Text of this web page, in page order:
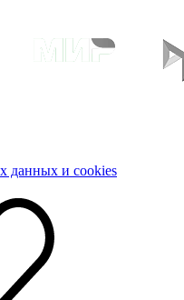
данных и cookies